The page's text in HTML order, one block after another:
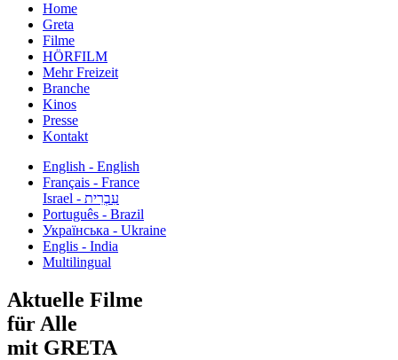
Home
Greta
Filme
HÖRFILM
Mehr Freizeit
Branche
Kinos
Presse
Kontakt
English - English
Français - France
עִבְרִית - Israel
Português - Brazil
Українська - Ukraine
Englis - India
Multilingual
Aktuelle Filme
für Alle
mit GRETA